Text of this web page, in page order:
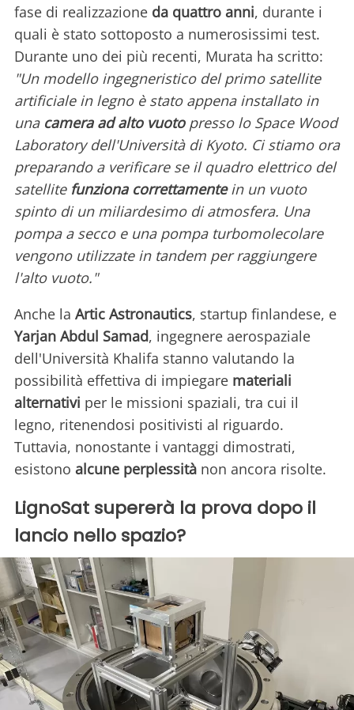
fase di realizzazione da quattro anni, durante i
quali è stato sottoposto a numerosissimi test.
Durante uno dei più recenti, Murata ha scritto:
"Un modello ingegneristico del primo satellite
artificiale in legno è stato appena installato in
una camera ad alto vuotopresso lo Space Wood
Laboratory dell'Università di Kyoto. Ci stiamo ora
preparando a verificare se il quadro elettrico del
satellite funziona correttamentein un vuoto
spinto di un miliardesimo di atmosfera. Una
pompa a secco e una pompa turbomolecolare
vengono utilizzate in tandem per raggiungere
l'alto vuoto."
Anche la Artic Astronautics, startup finlandese, e
Yarjan Abdul Samad, ingegnere aerospaziale
dell'Università Khalifa stanno valutando la
possibilità effettiva di impiegare materiali
alternativi per le missioni spaziali, tra cui il
legno, ritenendosi positivisti al riguardo.
Tuttavia, nonostante i vantaggi dimostrati,
esistono alcune perplessità non ancora risolte.
LignoSat supererà la prova dopo il
lancio nello spazio?